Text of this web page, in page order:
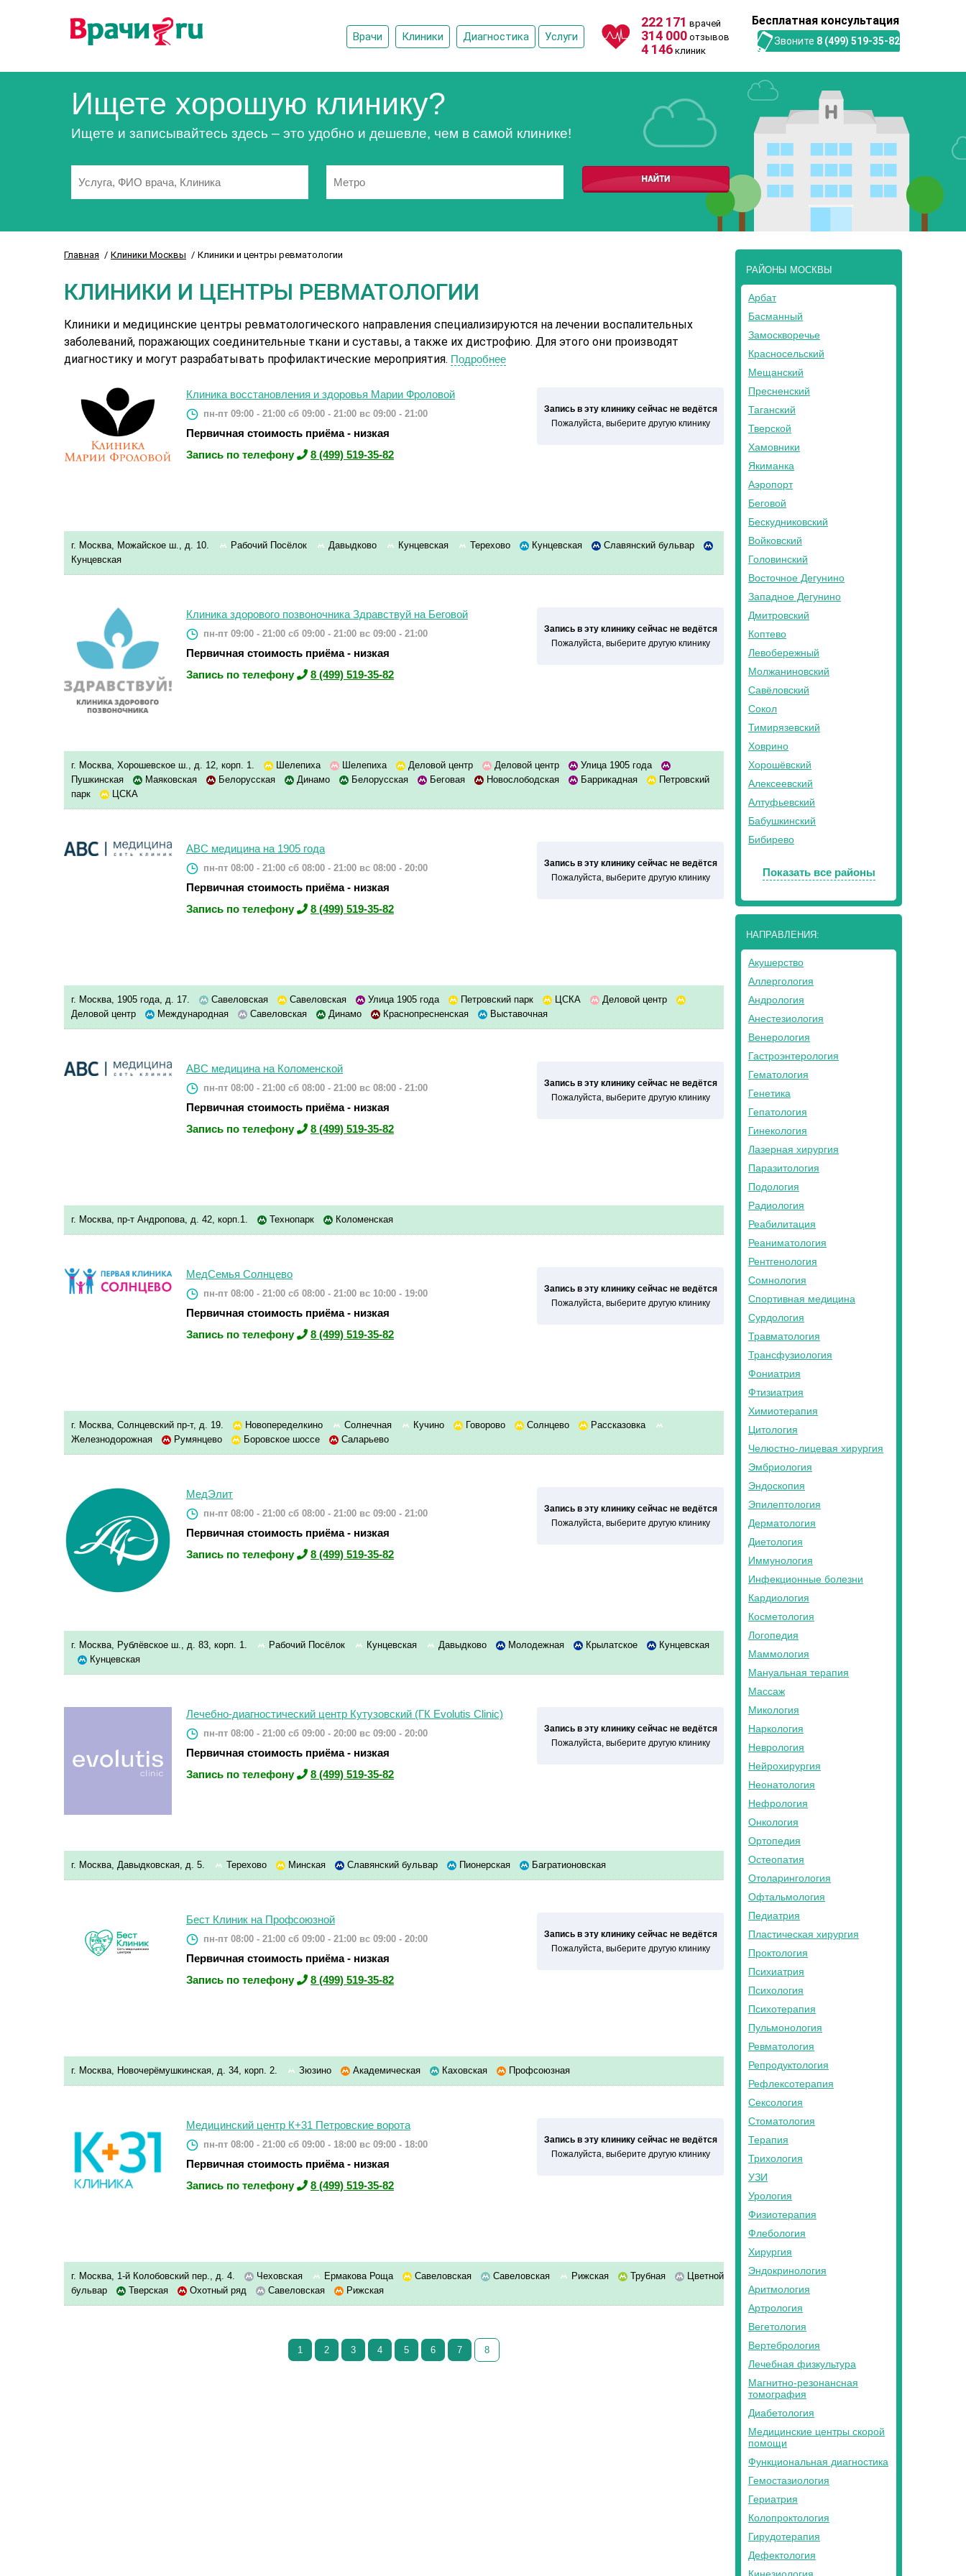
Врачи Клиники Диагностика Услуги
222 171 врачей
314 000 отзывов
4 146 клиник
Бесплатная консультация
Звоните 8 (499) 519-35-82
Ищете хорошую клинику?
Ищете и записывайтесь здесь – это удобно и дешевле, чем в самой клинике!
Главная Клиники Москвы Клиники и центры ревматологии
КЛИНИКИ И ЦЕНТРЫ РЕВМАТОЛОГИИ
Клиники и медицинские центры ревматологического направления специализируются на лечении воспалительных
заболеваний, поражающих соединительные ткани и суставы, а также их дистрофию. Для этого они производят
диагностику и могут разрабатывать профилактические мероприятия. Подробнее
Клиника восстановления и здоровья Марии Фроловой
пн-пт 09:00 - 21:00 сб 09:00 - 21:00 вс 09:00 - 21:00
Первичная стоимость приёма - низкая
Запись по телефону
8 (499) 519-35-82
Запись в эту клинику сейчас не ведётся
Пожалуйста, выберите другую клинику
г. Москва, Можайское ш., д. 10. Рабочий Посёлок Давыдково Кунцевская Терехово Кунцевская
Славянский бульвар
Кунцевская
Клиника здорового позвоночника Здравствуй на Беговой
пн-пт 09:00 - 21:00 сб 09:00 - 21:00 вс 09:00 - 21:00
Первичная стоимость приёма - низкая
Запись по телефону
8 (499) 519-35-82
Запись в эту клинику сейчас не ведётся
Пожалуйста, выберите другую клинику
г. Москва, Хорошевское ш., д. 12, корп. 1. Шелепиха Шелепиха Деловой центр Деловой центр
Улица 1905 года
Пушкинская
Маяковская Белорусская Динамо Белорусская Беговая Новослободская Баррикадная
Петровский
парк
ЦСКА
ABC медицина на 1905 года
пн-пт 08:00 - 21:00 сб 08:00 - 21:00 вс 08:00 - 20:00
Первичная стоимость приёма - низкая
Запись по телефону
8 (499) 519-35-82
Запись в эту клинику сейчас не ведётся
Пожалуйста, выберите другую клинику
г. Москва, 1905 года, д. 17. Савеловская Савеловская Улица 1905 года Петровский парк ЦСКА
Деловой центр
Деловой центр
Международная Савеловская Динамо Краснопресненская Выставочная
ABC медицина на Коломенской
пн-пт 08:00 - 21:00 сб 08:00 - 21:00 вс 08:00 - 21:00
Первичная стоимость приёма - низкая
Запись по телефону
8 (499) 519-35-82
Запись в эту клинику сейчас не ведётся
Пожалуйста, выберите другую клинику
г. Москва, пр-т Андропова, д. 42, корп.1. Технопарк Коломенская
МедСемья Солнцево
пн-пт 08:00 - 21:00 сб 08:00 - 21:00 вс 10:00 - 19:00
Первичная стоимость приёма - низкая
Запись по телефону
8 (499) 519-35-82
Запись в эту клинику сейчас не ведётся
Пожалуйста, выберите другую клинику
г. Москва, Солнцевский пр-т, д. 19. Новопеределкино Солнечная Кучино Говорово Солнцево
Рассказовка
Железнодорожная
Румянцево Боровское шоссе Саларьево
МедЭлит
пн-пт 08:00 - 21:00 сб 08:00 - 21:00 вс 09:00 - 21:00
Первичная стоимость приёма - низкая
Запись по телефону
8 (499) 519-35-82
Запись в эту клинику сейчас не ведётся
Пожалуйста, выберите другую клинику
г. Москва, Рублёвское ш., д. 83, корп. 1. Рабочий Посёлок Кунцевская Давыдково Молодежная Крылатское
Кунцевская
Кунцевская
Лечебно-диагностический центр Кутузовский (ГК Evolutis Clinic)
пн-пт 08:00 - 21:00 сб 09:00 - 20:00 вс 09:00 - 20:00
Первичная стоимость приёма - низкая
Запись по телефону
8 (499) 519-35-82
Запись в эту клинику сейчас не ведётся
Пожалуйста, выберите другую клинику
г. Москва, Давыдковская, д. 5. Терехово Минская Славянский бульвар Пионерская Багратионовская
Бест Клиник на Профсоюзной
пн-пт 08:00 - 21:00 сб 09:00 - 21:00 вс 09:00 - 20:00
Первичная стоимость приёма - низкая
Запись по телефону
8 (499) 519-35-82
Запись в эту клинику сейчас не ведётся
Пожалуйста, выберите другую клинику
г. Москва, Новочерёмушкинская, д. 34, корп. 2. Зюзино Академическая Каховская Профсоюзная
Медицинский центр К+31 Петровские ворота
пн-пт 08:00 - 21:00 сб 09:00 - 18:00 вс 09:00 - 18:00
Первичная стоимость приёма - низкая
Запись по телефону
8 (499) 519-35-82
Запись в эту клинику сейчас не ведётся
Пожалуйста, выберите другую клинику
г. Москва, 1-й Колобовский пер., д. 4. Чеховская Ермакова Роща Савеловская Савеловская Рижская Трубная
Цветной
бульвар
Тверская Охотный ряд Савеловская Рижская
1 2 3 4 5 6 7 8
РАЙОНЫ МОСКВЫ
Арбат
Басманный
Замоскворечье
Красносельский
Мещанский
Пресненский
Таганский
Тверской
Хамовники
Якиманка
Аэропорт
Беговой
Бескудниковский
Войковский
Головинский
Восточное Дегунино
Западное Дегунино
Дмитровский
Коптево
Левобережный
Молжаниновский
Савёловский
Сокол
Тимирязевский
Ховрино
Хорошёвский
Алексеевский
Алтуфьевский
Бабушкинский
Бибирево
Показать все районы
НАПРАВЛЕНИЯ:
Акушерство
Аллергология
Андрология
Анестезиология
Венерология
Гастроэнтерология
Гематология
Генетика
Гепатология
Гинекология
Лазерная хирургия
Паразитология
Подология
Радиология
Реабилитация
Реаниматология
Рентгенология
Сомнология
Спортивная медицина
Сурдология
Травматология
Трансфузиология
Фониатрия
Фтизиатрия
Химиотерапия
Цитология
Челюстно-лицевая хирургия
Эмбриология
Эндоскопия
Эпилептология
Дерматология
Диетология
Иммунология
Инфекционные болезни
Кардиология
Косметология
Логопедия
Маммология
Мануальная терапия
Массаж
Микология
Наркология
Неврология
Нейрохирургия
Неонатология
Нефрология
Онкология
Ортопедия
Остеопатия
Отоларингология
Офтальмология
Педиатрия
Пластическая хирургия
Проктология
Психиатрия
Психология
Психотерапия
Пульмонология
Ревматология
Репродуктология
Рефлексотерапия
Сексология
Стоматология
Терапия
Трихология
УЗИ
Урология
Физиотерапия
Флебология
Хирургия
Эндокринология
Аритмология
Артрология
Вегетология
Вертебрология
Лечебная физкультура
Магнитно-резонансная
томография
Диабетология
Медицинские центры скорой
помощи
Функциональная диагностика
Гемостазиология
Гериатрия
Колопроктология
Гирудотерапия
Дефектология